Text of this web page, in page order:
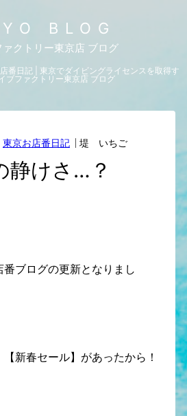
BLOG
クトリー東京店 ブログ
番日記 | 東京でダイビングライセンスを取得す
ブファクトリー東京店 ブログ
東京お店番日記 堤 いちご
静けさ…？
ブログの更新となりまし
新春セール】があったから！